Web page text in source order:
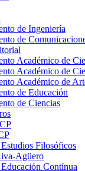
de Ingeniería
de
Académico de
Académico de
Académico de
de Educación
de Ciencias
Filosóficos
Agüero
Contínua